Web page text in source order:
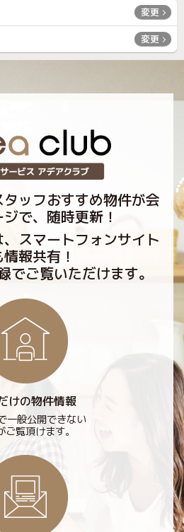
変更
変更
ッフおすすめ物件が会
で、随時更新！
スマートフォンサイト
報共有！
でご覧いただけます。
けの物件情報
一般公開できない
ご覧頂けます。